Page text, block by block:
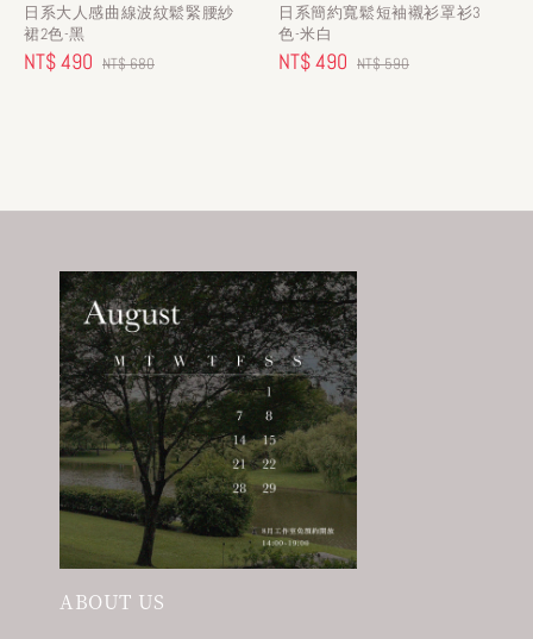
日系大人感曲線波紋鬆緊腰紗
裙2色-黑
Sale
NT$ 490 Regular
NT$ 680
日系簡約寬鬆短袖襯衫罩衫3
色-米白
Sale
NT$ 490 Regular
NT$ 590
ABOUT US